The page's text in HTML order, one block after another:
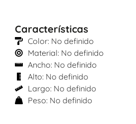
Características
Color: No definido
Material: No definido
Ancho: No definido
Alto: No definido
Largo: No definido
Peso: No definido